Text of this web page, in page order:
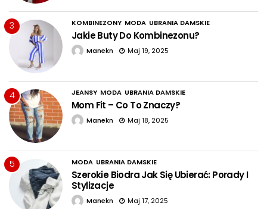
3 KOMBINEZONY MODA UBRANIA DAMSKIE
Jakie Buty Do Kombinezonu?
Manekn Maj 19, 2025
4 JEANSY MODA UBRANIA DAMSKIE
Mom Fit – Co To Znaczy?
Manekn Maj 18, 2025
5 MODA UBRANIA DAMSKIE
Szerokie Biodra Jak Się Ubierać: Porady I
Stylizacje
Manekn Maj 17, 2025